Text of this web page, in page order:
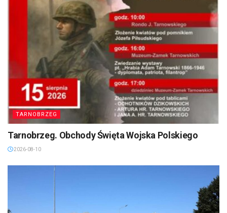
TARNOBRZEG
Tarnobrzeg. Obchody Święta Wojska Polskiego
2026-08-10